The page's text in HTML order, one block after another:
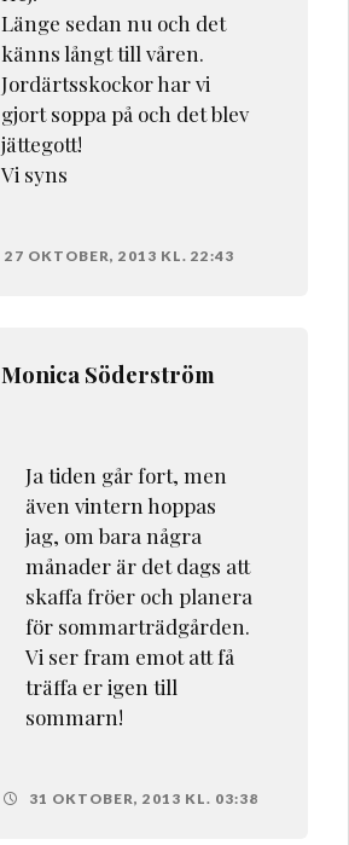
Länge sedan nu och det
känns långt till våren.
Jordärtsskockor har vi
gjort soppa på och det blev
jättegott!
Vi syns
27 OKTOBER, 2013 KL. 22:43
Monica Söderström
Ja tiden går fort, men
även vintern hoppas
jag, om bara några
månader är det dags att
skaffa fröer och planera
för sommarträdgården.
Vi ser fram emot att få
träffa er igen till
sommarn!
31 OKTOBER, 2013 KL. 03:38